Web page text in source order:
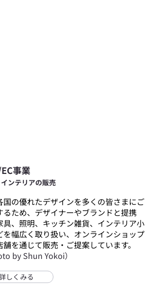
事業
ンテリアの販売
国の優れたデザインを多くの皆さまにご
るため、デザイナーやブランドと提携
具、照明、キッチン雑貨、インテリア小
を幅広く取り扱い、オンラインショップ
舗を通じて販売・ご提案しています。
by Shun Yokoi）
しくみる